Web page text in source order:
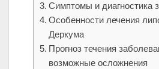
Симптомы и диагностика
Особенности лечения
Деркума
Прогноз течения
возможные осложнения